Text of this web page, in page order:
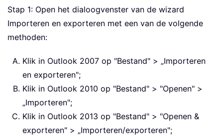
Stap 1: Open het dialoogvenster van de wizard
Importeren en exporteren met een van de volgende
methoden:
Klik in Outlook 2007 op "Bestand" > „Importeren
en exporteren";
Klik in Outlook 2010 op "Bestand" > "Openen" >
„Importeren";
Klik in Outlook 2013 op "Bestand" > "Openen &
exporteren" > „Importeren/exporteren";